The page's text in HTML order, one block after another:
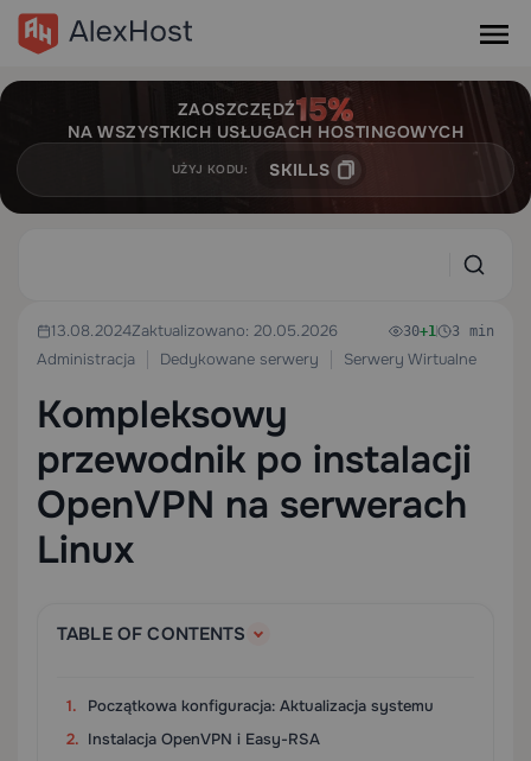
ZAOSZCZĘDŹ
NA WSZYSTKICH USŁUGACH HOSTINGOWYCH
UŻYJ KODU: SKILLS
13.08.2024Zaktualizowano: 20.05.2026
Administracja
Dedykowane serwery Serwery Wirtualne
30+1 3 min
Kompleksowy
przewodnik po instalacji
OpenVPN na serwerach
Linux
TABLE OF CONTENTS
Początkowa konfiguracja: Aktualizacja systemu
Instalacja OpenVPN i Easy-RSA